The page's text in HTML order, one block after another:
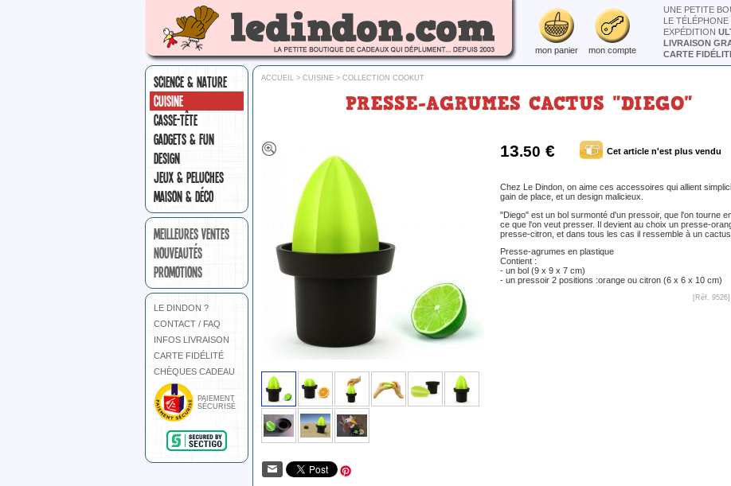
mon panier mon compte
UNE PETITE
LE TÉLÉPHONE
EXPÉDITION
LIVRAISON
CARTE
SCIENCE & NATURE
CUISINE
CASSE-TÊTE
GADGETS & FUN
DESIGN
JEUX & PELUCHES
MAISON & DÉCO
MEILLEURES VENTES
NOUVEAUTÉS
PROMOTIONS
LE DINDON ?
CONTACT / FAQ
INFOS LIVRAISON
CARTE FIDÉLITÉ
CHÈQUES CADEAU
PAIEMENT
SÉCURISÉ
ACCUEIL > CUISINE > COLLECTION COOKUT
PRESSE-AGRUMES CACTUS "DIEGO"
13.50 € Cet article n'est plus vendu
Chez Le Dindon, on aime ces accessoires qui allient
gain de place, et un design malicieux.
"Diego" est un bol surmonté d'un pressoir, que l'on tourne
ce que l'on veut presser. Il devient au choix un presse-
presse-citron, et dans tous les cas il ressemble à un
Presse-agrumes en plastique
Contient :
- un bol (9 x 9 x 7 cm)
- un pressoir 2 positions :orange ou citron (6 x 6 x 10 cm)
[Réf.